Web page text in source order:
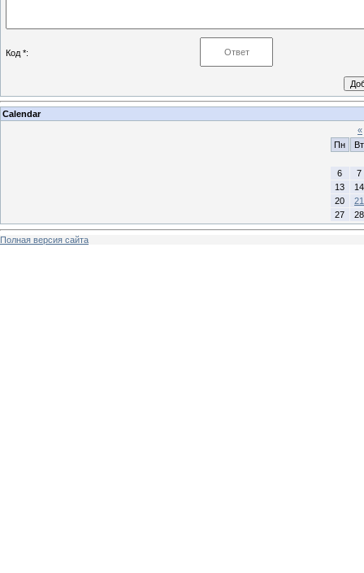
Код *:
Calendar
«
Пн
Вт
6
7
13
14
20
21
27
28
Полная версия сайта